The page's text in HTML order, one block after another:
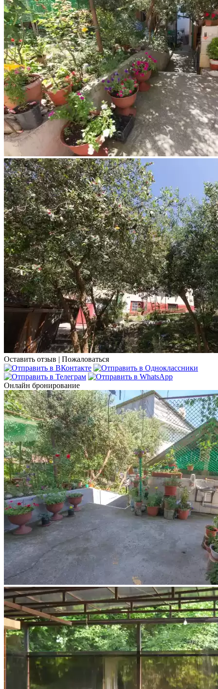
Оставить отзыв | Пожаловаться
Онлайн бронирование